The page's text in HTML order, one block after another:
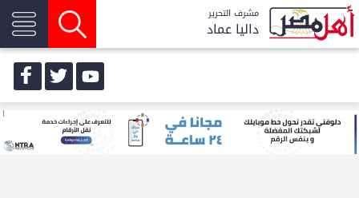
مشرف التحرير
داليا عماد